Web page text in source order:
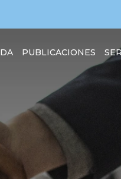
PUBLICACIONES